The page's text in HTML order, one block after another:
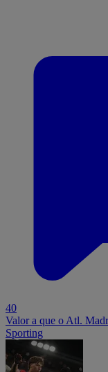
40
Valor a que o Atl.
Sporting